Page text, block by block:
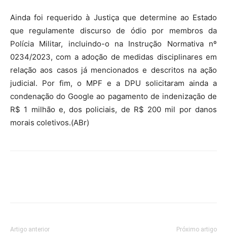
Ainda foi requerido à Justiça que determine ao Estado
que regulamente discurso de ódio por membros da
Polícia Militar, incluindo-o na Instrução Normativa nº
0234/2023, com a adoção de medidas disciplinares em
relação aos casos já mencionados e descritos na ação
judicial. Por fim, o MPF e a DPU solicitaram ainda a
condenação do Google ao pagamento de indenização de
R$ 1 milhão e, dos policiais, de R$ 200 mil por danos
morais coletivos.(ABr)
Artigo anterior Próximo artigo